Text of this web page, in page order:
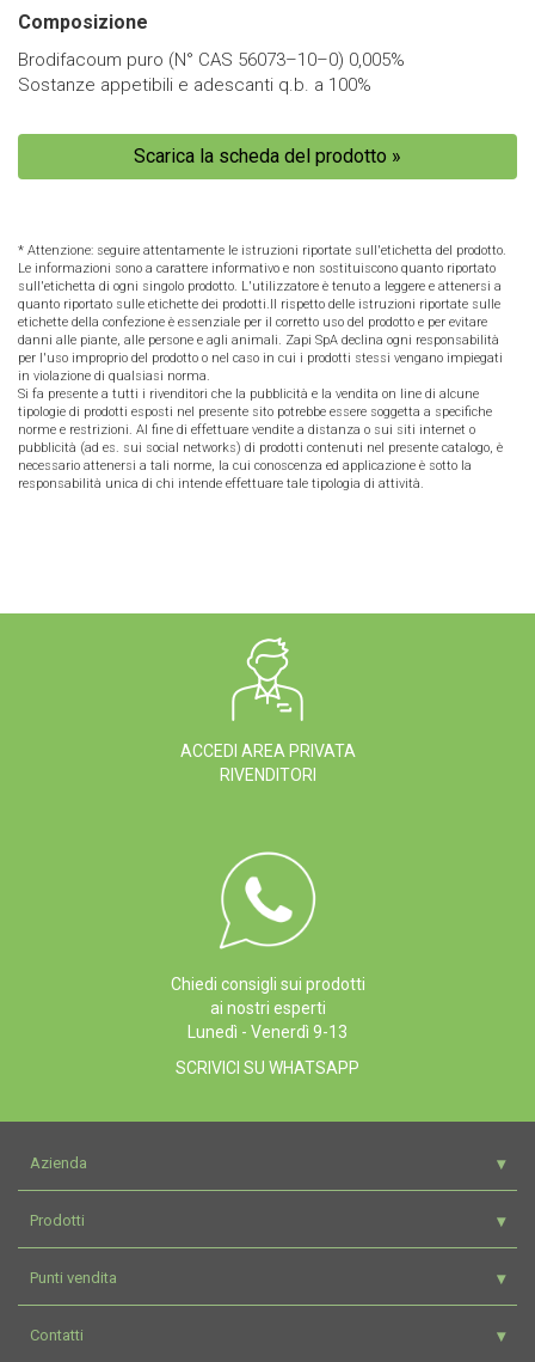
Composizione
Brodifacoum puro (N° CAS 56073–10–0) 0,005%
Sostanze appetibili e adescanti q.b. a 100%
Scarica la scheda del prodotto »
* Attenzione: seguire attentamente le istruzioni riportate sull'etichetta del prodotto.
Le informazioni sono a carattere informativo e non sostituiscono quanto riportato
sull'etichetta di ogni singolo prodotto. L'utilizzatore è tenuto a leggere e attenersi a
quanto riportato sulle etichette dei prodotti.Il rispetto delle istruzioni riportate sulle
etichette della confezione è essenziale per il corretto uso del prodotto e per evitare
danni alle piante, alle persone e agli animali. Zapi SpA declina ogni responsabilità
per l'uso improprio del prodotto o nel caso in cui i prodotti stessi vengano impiegati
in violazione di qualsiasi norma.
Si fa presente a tutti i rivenditori che la pubblicità e la vendita on line di alcune
tipologie di prodotti esposti nel presente sito potrebbe essere soggetta a specifiche
norme e restrizioni. Al fine di effettuare vendite a distanza o sui siti internet o
pubblicità (ad es. sui social networks) di prodotti contenuti nel presente catalogo, è
necessario attenersi a tali norme, la cui conoscenza ed applicazione è sotto la
responsabilità unica di chi intende effettuare tale tipologia di attività.
ACCEDI AREA PRIVATA
RIVENDITORI
Chiedi consigli sui prodotti
ai nostri esperti
Lunedì - Venerdì 9-13
SCRIVICI SU WHATSAPP
Azienda
Prodotti
Punti vendita
Contatti